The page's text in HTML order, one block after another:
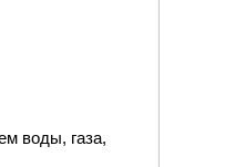
воды, газа,